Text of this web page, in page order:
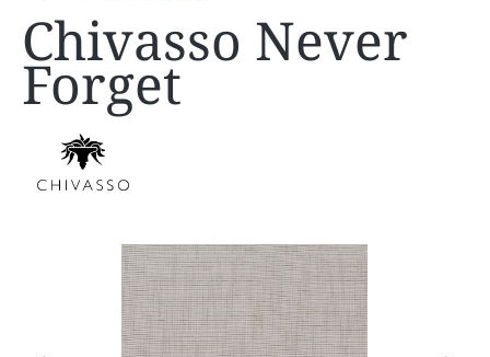
Chivasso Never
Forget
Bildergalerie überspringen